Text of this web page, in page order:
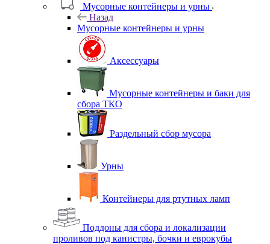
Мусорные контейнеры и урны
Назад
Мусорные контейнеры и урны
Аксессуары
Мусорные контейнеры и баки для
сбора ТКО
Раздельный сбор мусора
Урны
Контейнеры для ртутных ламп
Поддоны для сбора и локализации
проливов под канистры, бочки и еврокубы